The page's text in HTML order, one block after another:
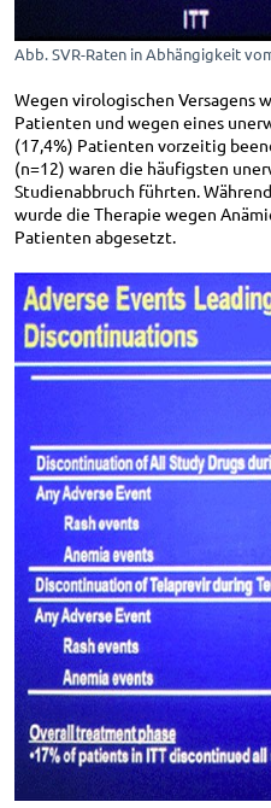
Abb. SVR-Raten in Abhängigkeit
Wegen virologischen Versagens
Patienten und wegen eines
(17,4%) Patienten vorzeitig
(n=12) waren die häufigsten
Studienabbruch führten.
wurde die Therapie wegen
Patienten abgesetzt.